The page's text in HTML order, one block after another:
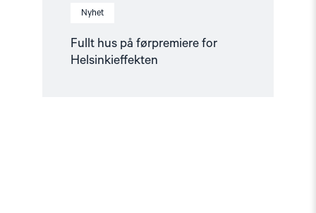
Nyhet
Fullt hus på førpremiere for
Helsinkieffekten